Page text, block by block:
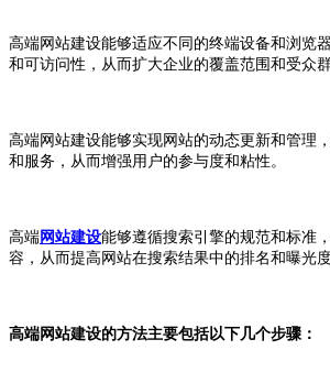
高端网站建设能够适应不同的终端设备和浏览
和可访问性，从而扩大企业的覆盖范围和受众群
高端网站建设能够实现网站的动态更新和管理
和服务，从而增强用户的参与度和粘性。
高端网站建设能够遵循搜索引擎的规范和标准
容，从而提高网站在搜索结果中的排名和曝光度
高端网站建设的方法主要包括以下几个步骤：